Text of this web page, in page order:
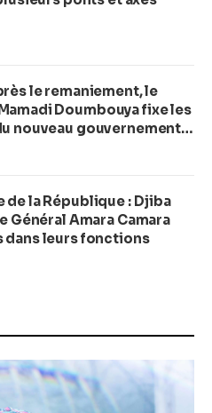
le remaniement, le
Doumbouya fixe les
nouveau gouvernement
de la République : Djiba
Général Amara Camara
dans leurs fonctions